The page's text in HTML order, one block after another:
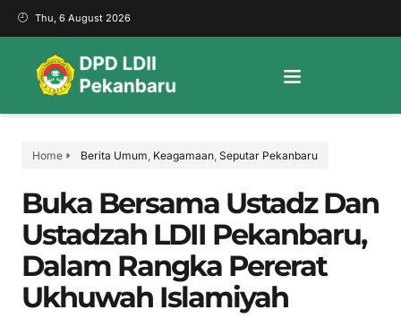
Thu, 6 August 2026
Home Berita Umum, Keagamaan, Seputar Pekanbaru
Buka Bersama Ustadz Dan
Ustadzah LDII Pekanbaru,
Dalam Rangka Pererat
Ukhuwah Islamiyah